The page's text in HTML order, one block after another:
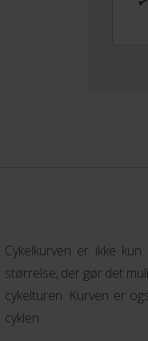
Cykelkurven er ikke
størrelse, der gør det
cykelturen. Kurven er
cyklen.